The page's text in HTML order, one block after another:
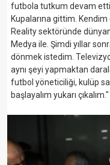
futbola tutkum devam
Kupalarına gittim.
Reality sektöründe
Medya ile. Şimdi yıllar
dönmek istedim.
aynı şeyi yapmaktan
futbol yöneticiliği, kulüp
başlayalım yukarı çıkalım."